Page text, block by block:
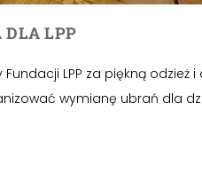
DLA LPP
LPP za piękną odzież i
wymianę ubrań dla